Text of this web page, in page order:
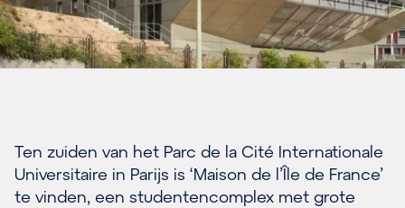
Ten zuiden van het Parc de la Cité Internationale
Universitaire in Parijs is ‘Maison de l’Île de France’
te vinden, een studentencomplex met grote